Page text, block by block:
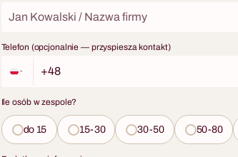
Telefon (opcjonalnie — przyspiesza kontakt)
Ile osób w zespole?
do 15 15-30 30-50 50-80